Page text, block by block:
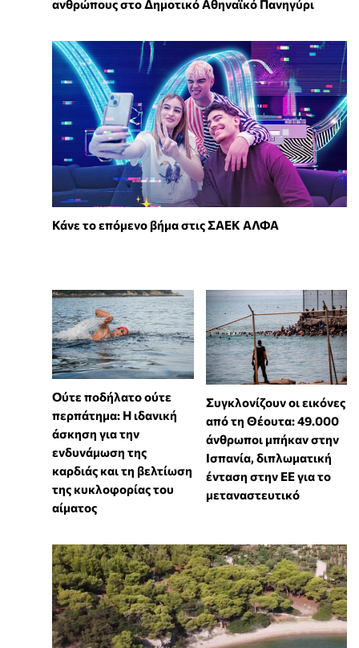
ανθρώπους στο Δημοτικό Αθηναϊκό Πανηγύρι
Κάνε το επόμενο βήμα στις ΣΑΕΚ ΑΛΦΑ
Ούτε ποδήλατο ούτε
περπάτημα: Η ιδανική
άσκηση για την
ενδυνάμωση της
καρδιάς και τη βελτίωση
της κυκλοφορίας του
αίματος
Συγκλονίζουν οι εικόνες
από τη Θέουτα: 49.000
άνθρωποι μπήκαν στην
Ισπανία, διπλωματική
ένταση στην ΕΕ για το
μεταναστευτικό